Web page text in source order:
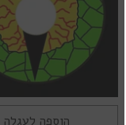
הוספה לעגלה